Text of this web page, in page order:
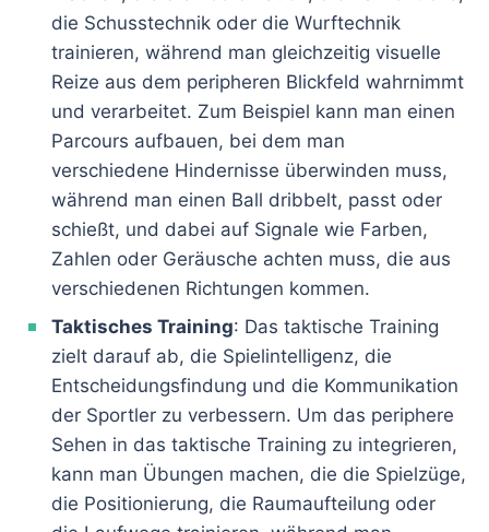
die Schusstechnik oder die Wurftechnik
trainieren, während man gleichzeitig visuelle
Reize aus dem peripheren Blickfeld wahrnimmt
und verarbeitet. Zum Beispiel kann man einen
Parcours aufbauen, bei dem man
verschiedene Hindernisse überwinden muss,
während man einen Ball dribbelt, passt oder
schießt, und dabei auf Signale wie Farben,
Zahlen oder Geräusche achten muss, die aus
verschiedenen Richtungen kommen.
Taktisches Training: Das taktische Training
zielt darauf ab, die Spielintelligenz, die
Entscheidungsfindung und die Kommunikation
der Sportler zu verbessern. Um das periphere
Sehen in das taktische Training zu integrieren,
kann man Übungen machen, die die Spielzüge,
die Positionierung, die Raumaufteilung oder